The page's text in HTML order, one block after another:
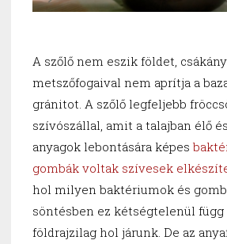
A szőlő nem eszik földet,
metszőfogaival nem aprítja a
gránitot. A szőlő legfeljebb
szívószállal, amit a talajban élő
anyagok lebontására képes
gombák voltak szívesek
hol milyen baktériumok és
söntésben ez kétségtelenül
földrajzilag hol járunk. De az